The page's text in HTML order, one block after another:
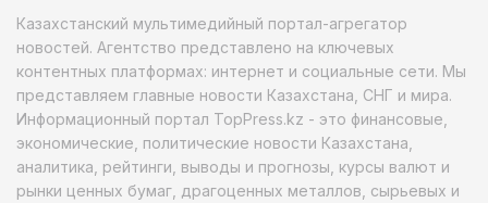
Казахстанский мультимедийный портал-агрегатор
новостей. Агентство представлено на ключевых
контентных платформах: интернет и социальные сети. Мы
представляем главные новости Казахстана, СНГ и мира.
Информационный портал TopPress.kz - это финансовые,
экономические, политические новости Казахстана,
аналитика, рейтинги, выводы и прогнозы, курсы валют и
рынки ценных бумаг, драгоценных металлов, сырьевых и